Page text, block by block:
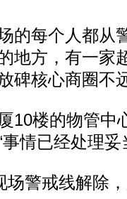
每个人都从
地方，有一家
碑核心商圈不
楼的物管中
情已经处理妥
警戒线解除，
验爱情哲学 南